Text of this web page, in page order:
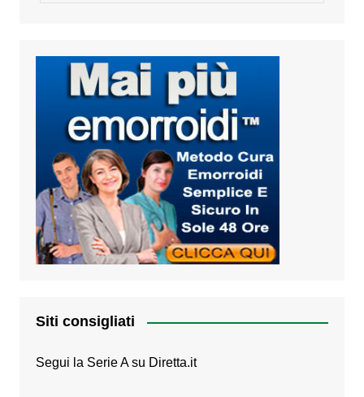
Siti consigliati
Segui la Serie A su Diretta.it